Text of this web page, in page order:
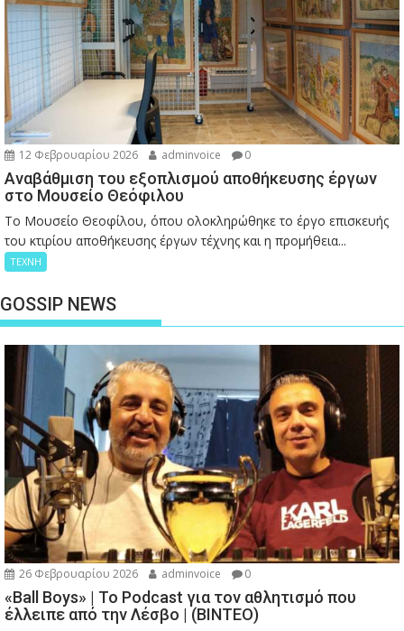
12 Φεβρουαρίου 2026 adminvoice 0
Αναβάθμιση του εξοπλισμού αποθήκευσης έργων
στο Μουσείο Θεόφιλου
Το Μουσείο Θεοφίλου, όπου ολοκληρώθηκε το έργο επισκευής
του κτιρίου αποθήκευσης έργων τέχνης και η προμήθεια...
ΤΕΧΝΗ
GOSSIP NEWS
26 Φεβρουαρίου 2026 adminvoice 0
«Ball Boys» | Το Podcast για τον αθλητισμό που
έλλειπε από την Λέσβο | (ΒΙΝΤΕΟ)